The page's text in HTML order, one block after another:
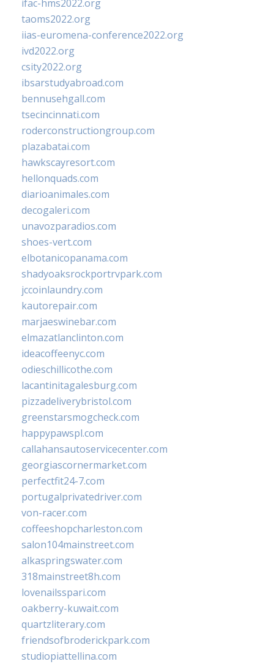
ifac-hms2022.org
taoms2022.org
iias-euromena-conference2022.org
ivd2022.org
csity2022.org
ibsarstudyabroad.com
bennusehgall.com
tsecincinnati.com
roderconstructiongroup.com
plazabatai.com
hawkscayresort.com
hellonquads.com
diarioanimales.com
decogaleri.com
unavozparadios.com
shoes-vert.com
elbotanicopanama.com
shadyoaksrockportrvpark.com
jccoinlaundry.com
kautorepair.com
marjaeswinebar.com
elmazatlanclinton.com
ideacoffeenyc.com
odieschillicothe.com
lacantinitagalesburg.com
pizzadeliverybristol.com
greenstarsmogcheck.com
happypawspl.com
callahansautoservicecenter.com
georgiascornermarket.com
perfectfit24-7.com
portugalprivatedriver.com
von-racer.com
coffeeshopcharleston.com
salon104mainstreet.com
alkaspringswater.com
318mainstreet8h.com
lovenailsspari.com
oakberry-kuwait.com
quartzliterary.com
friendsofbroderickpark.com
studiopiattellina.com